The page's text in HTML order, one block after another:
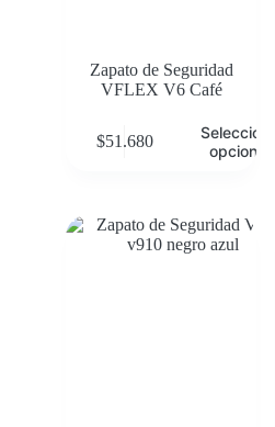
Zapato de Seguridad
VFLEX V6 Café
$51.680
Seleccionar
opciones